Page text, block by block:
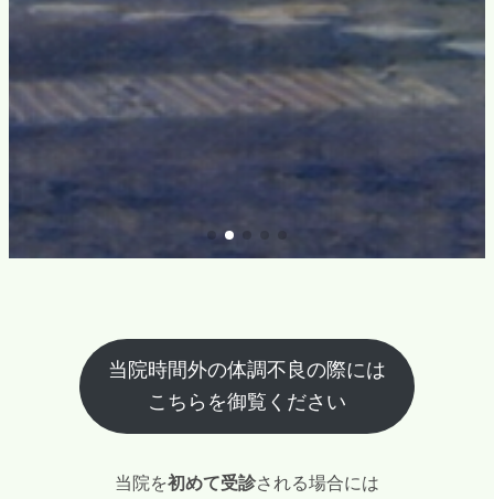
当院時間外の体調不良の際には
こちらを御覧ください
当院を初めて受診される場合には